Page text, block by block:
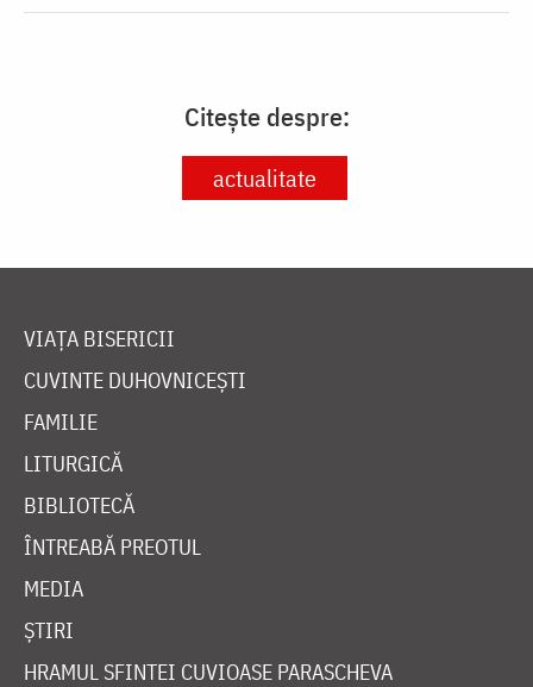
Citește despre:
actualitate
VIAȚA BISERICII
CUVINTE DUHOVNICEȘTI
FAMILIE
LITURGICĂ
BIBLIOTECĂ
ÎNTREABĂ PREOTUL
MEDIA
ȘTIRI
HRAMUL SFINTEI CUVIOASE PARASCHEVA